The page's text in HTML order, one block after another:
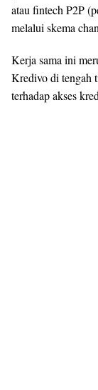
atau fintech P2P
melalui skema
Kerja sama ini
Kredivo di tengah
terhadap akses